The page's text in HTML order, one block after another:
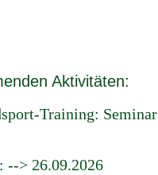
Aktivitäten:
Training: Seminar
--> 26.09.2026